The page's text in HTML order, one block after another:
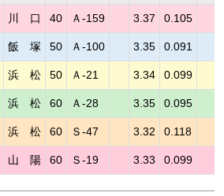
川 口 40 Ａ-159 3.37 0.105
飯 塚 50 Ａ-100 3.35 0.091
浜 松 50 Ａ-21 3.34 0.099
浜 松 60 Ａ-28 3.35 0.095
浜 松 60 Ｓ-47 3.32 0.118
山 陽 60 Ｓ-19 3.33 0.099